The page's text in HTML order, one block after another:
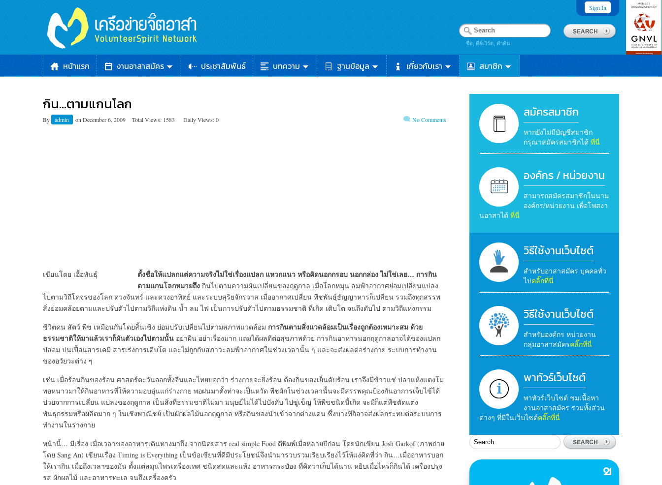
Sign In
ชื่อ, คีย์เวิร์ด, คำค้น
หน้าแรก งานอาสาสมัคร ประชาสัมพันธ์ บทความ ฐานข้อมูล เกี่ยวกับเรา สมาชิก
กิน…ตามแกนโลก
By admin on December 6, 2009 Total Views: 1583 Daily Views: 0 No Comments
เขียนโดย เอื้อพันธุ์
ตั้งชื่อให้แปลกแต่ความจริงไม่ใช่เรื่องแปลก แหวกแนว หรือคิดนอกกรอบ นอกกล่อง ไม่ใช่เลย… การกิน
ตามแกนโลกหมายถึง กินไปตามความผันเปลี่ยนของฤดูกาล เมื่อโลกหมุน ลมฟ้าอากาศย่อมเปลี่ยนแปลง
ไปตามวิถีโคจรของโลก ดวงจันทร์ และดวงอาทิตย์ และระบบสุริยจักรวาล เมื่ออากาศเปลี่ยน พืชพันธุ์ธัญญาหารก็เปลี่ยน รวมถึงทุกสรรพ
สิ่งย่อมคล้อยตามและปรับตัวไปตามวิถีแห่งดิน น้ำ ลม ไฟ เป็นการปรับตัวไปตามธรรมชาติ ที่เกิด เติบโต จนถึงดับไป ตามวิถีแห่งกรรม
ชีวิตคน สัตว์ พืช เหมือนกันโดยสิ้นเชิง ย่อมปรับเปลี่ยนไปตามสภาพแวดล้อม การกินตามสิ่งแวดล้อมเป็นเรื่องถูกต้องเหมาะสม ด้วย
ธรรมชาติให้มาแล้วเราก็ผันตัวเองไปตามนั้น อย่าฝืน อย่าเรื่องมาก แถมได้ผลดีต่อสุขภาพด้วย การกินอาหารนอกฤดูกาลอาจได้ของแปลก
ปลอม ปนเปื้อนสารเคมี สารเร่งการเติบโต และไม่ถูกกับสภาวะลมฟ้าอากาศในช่วงเวลานั้น ๆ และจะส่งผลต่อร่างกาย ระบบการทำงาน
ของอวัยวะต่าง ๆ
เช่น เมื่อร้อนกินของร้อน ศาสตร์ตะวันออกทั้งจีนและไทยบอกว่า ร่างกายจะยิ่งร้อน ต้องกินของเย็นดับร้อน เราจึงมีข้าวแช่ ปลาแห้งแตงโม
พอหนาวมาให้กินอาหารที่ให้ความอบอุ่นแก่ร่างกาย พอฝนมาตั้งท่าจะเป็นหวัด พืชผักในช่วงเวลานั้นจะมีสรรพคุณป้องกันอาการเจ็บไข้ได้
ป่วยจากการเปลี่ยน แปลงของฤดูกาล เป็นสิ่งที่ธรรมชาติไม่มา มนุษย์ไม่ได้ไปบังคับ ไปขู่เข็ญ ให้พืชชนิดนี้เกิด จะมีก็แต่พืชตัดแต่ง
พันธุกรรมหรือผลิตมาก ๆ ในเชิงพาณิชย์ เป็นผักผลไม้นอกฤดูกาล หรือกินของนำเข้าจากต่างแดน ซึ่งบางทีก็อาจส่งผลกระทบต่อระบบการ
ทำงานในร่างกาย
หน้านี้… มีเรื่อง เมื่อเวลาของอาหารเดินทางมาถึง จากนิตยสาร real simple Food ตีพิมพ์เมื่อหลายปีก่อน โดยนักเขียน Josh Garkof (ภาพถ่าย
โดย Sang An) เขียนเรื่อง Timing is Everything เป็นข้อเขียนที่ดีมีประโยชน์จึงนำมารวบรวมเรียบเรียงไว้ให้แง่คิดที่ว่า กิน…เมื่ออาหารบอก
ให้เรากิน เมื่อถึงเวลาของมัน ตั้งแต่สมุนไพรเครื่องเทศ ชนิดสดและแห้ง อาหารกระป๋อง ที่คิดว่าเก็บได้นาน หยิบเมื่อไหร่ก็กินได้ เครื่องปรุง
รส ผักผลไม้ และอาหารทะเล จนถึงเครื่องครัว
สมัครสมาชิก
หากยังไม่มีบัญชีสมาชิก
กรุณาสมัครสมาชิกได้ ที่นี่
องค์กร / หน่วยงาน
สามารถสมัครสมาชิกในนาม
องค์กร/หน่วยงาน เพื่อโพสงา
นอาสาได้ ที่นี่
วิธีใช้งานเว็บไซต์
สำหรับอาสาสมัคร บุคคลทั่ว
ไปคลิ๊กที่นี่
วิธีใช้งานเว็บไซต์
สำหรับองค์กร หน่วยงาน
กลุ่มอาสาสมัครคลิ๊กที่นี่
พาทัวร์เว็บไซต์
พาทัวร์เว็บไซต์ ชมเนื้อหา
งานอาสาสมัคร รวมทั้งส่วน
ต่างๆ ที่มีในเว็บไซต์คลิ๊กที่นี่